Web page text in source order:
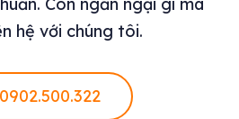
hệ với chúng tôi.
0902.500.322